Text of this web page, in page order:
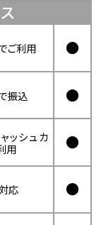
ご利用 ●
振込 ●
ッシュカ
用
●
応 ●